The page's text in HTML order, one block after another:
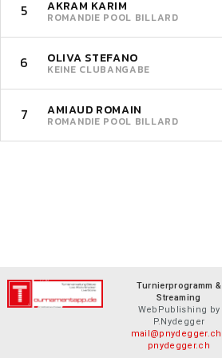
5 AKRAM KARIM
ROMANDIE POOL BILLARD
6 OLIVA STEFANO
KEINE CLUBANGABE
7 AMIAUD ROMAIN
ROMANDIE POOL BILLARD
Turnierprogramm &
Streaming
WebPublishing by
P.Nydegger
mail@pnydegger.ch
pnydegger.ch